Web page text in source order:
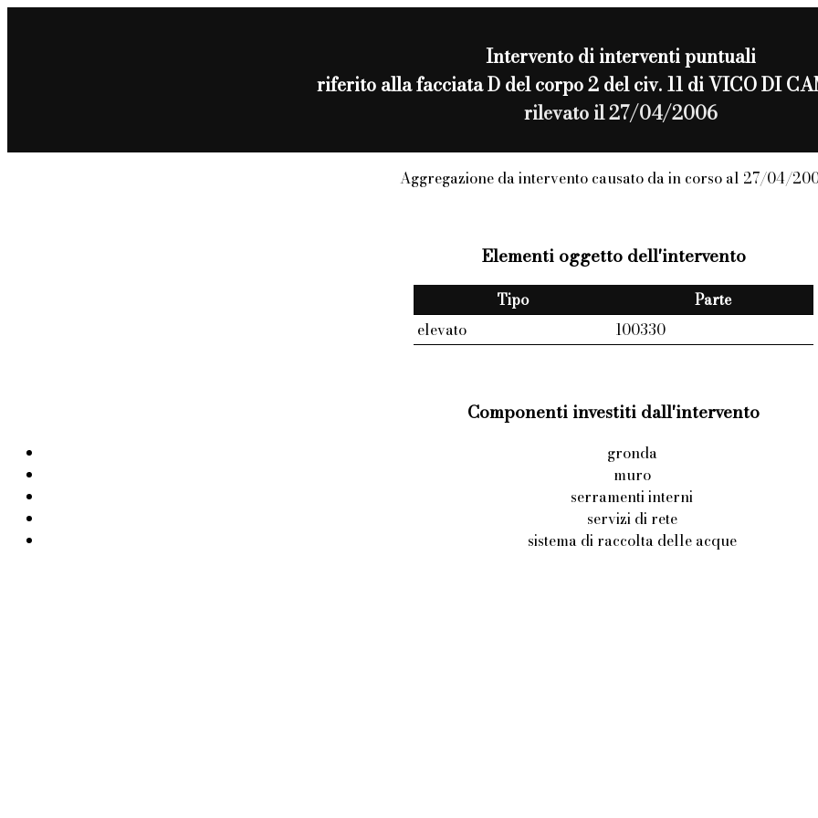
Intervento diinterventi puntuali
riferito alla facciata D del corpo 2 del civ. 11 di VICO DI
rilevato il 27/04/2006
Aggregazione da intervento causato da in corso al 27/04/
Elementi oggetto dell'intervento
Tipo
Parte
elevato
100330
Componenti investiti dall'intervento
gronda
muro
serramenti interni
servizi di rete
sistema di raccolta delle acque